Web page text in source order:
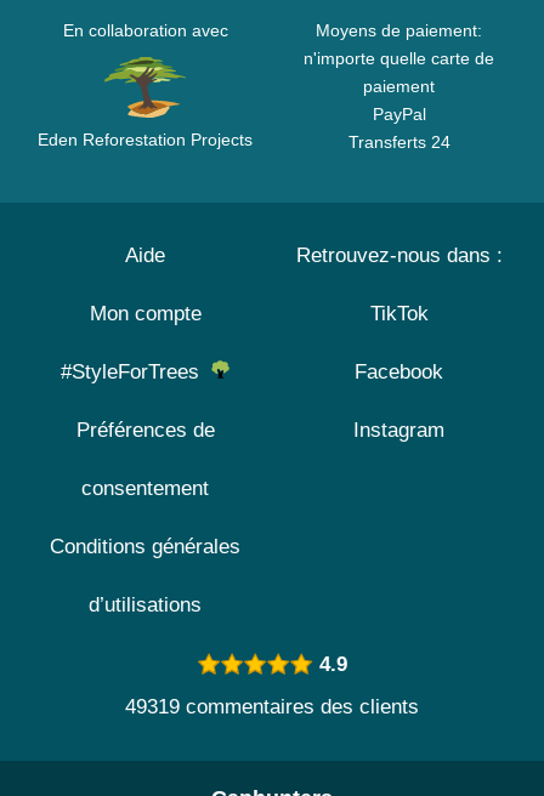
En collaboration avec
Eden Reforestation Projects
Moyens de paiement:
n'importe quelle carte de
paiement
PayPal
Transferts 24
Aide
Mon compte
#StyleForTrees
Préférences de
consentement
Conditions générales
d’utilisations
Retrouvez-nous dans :
TikTok
Facebook
Instagram
4.9
49319 commentaires des clients